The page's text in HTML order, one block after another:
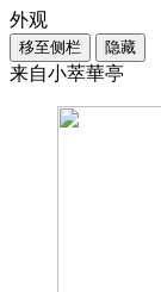
外观
移至侧栏 隐藏
来自小萃華亭